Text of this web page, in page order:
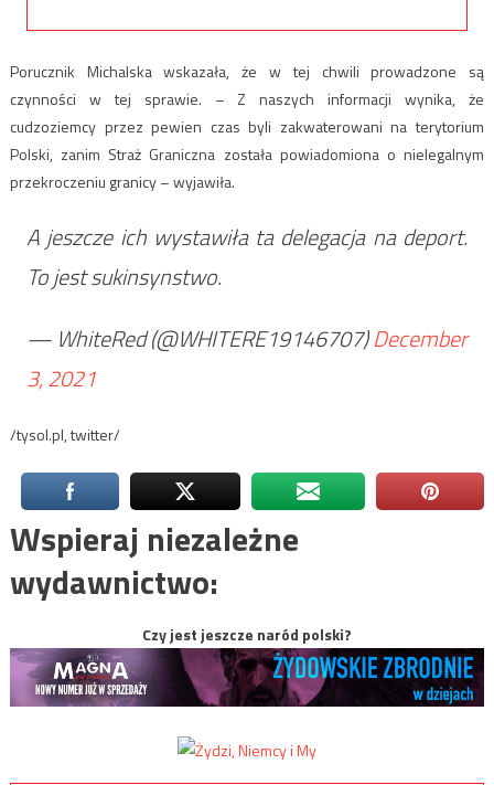
Porucznik Michalska wskazała, że w tej chwili prowadzone są
czynności w tej sprawie. – Z naszych informacji wynika, że
cudzoziemcy przez pewien czas byli zakwaterowani na terytorium
Polski, zanim Straż Graniczna została powiadomiona o nielegalnym
przekroczeniu granicy – wyjawiła.
A jeszcze ich wystawiła ta delegacja na deport.
To jest sukinsynstwo.
— WhiteRed (@WHITERE19146707)December
3, 2021
/tysol.pl, twitter/
Wspieraj niezależne
wydawnictwo:
Czy jest jeszcze naród polski?